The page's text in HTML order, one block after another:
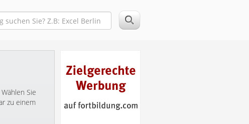
Sie
zu einem